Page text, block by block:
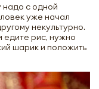
надо с одной
уже начал
некультурно.
едите рис, нужно
шарик и положить